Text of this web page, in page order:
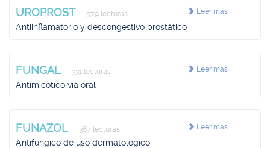
Leer más
UROPROST 579 lecturas
Antiinflamatorio y descongestivo prostático
Leer más
FUNGAL 331 lecturas
Antimicótico vía oral
Leer más
FUNAZOL 367 lecturas
Antifúngico de uso dermatológico